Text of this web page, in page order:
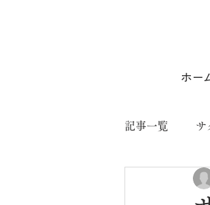
ホー
記事一覧 サ